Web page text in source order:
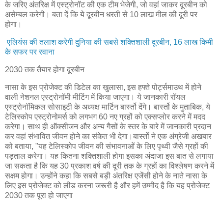
के जरिए अंतरिक्ष में एस्ट्रोनॉट की एक टीम भेजेगी, जो वहां जाकर दूरबीन को
असेम्बल करेगी। बता दें कि ये दूरबीन धरती से 10 लाख मील की दूरी पर
होगा।
एलियंस की तलाश करेगी दुनिया की सबसे शक्तिशाली दूरबीन, 16 लाख किमी
के सफर पर रवाना
2030 तक तैयार होगा दूरबीन
नासा के इस प्रोजेक्ट की डिटेल का खुलासा, इस हफ्ते पोर्ट्समाउथ में होने
वाली नेशनल एस्ट्रोनॉमी मीटिंग में किया जाएगा। ये जानकारी रॉयल
एस्ट्रोनॉमिकल सोसाइटी के अध्यक्ष मार्टिन बार्स्तो देंगे। बार्स्तो के मुताबिक, ये
टेलिस्कोप एस्ट्रोनोमर्स को लगभग 60 नए ग्रहों को एक्सप्लोर करने में मदद
करेगा। साथ ही ऑक्सीजन और अन्य गैसों के स्तर के बारे में जानकारी प्रदान
कर वहां संभावित जीवन होने का संकेत भी देगा।बार्स्तो ने एक अंग्रेजी अखबार
को बताया, "यह टेलिस्कोप जीवन की संभावनाओं के लिए पृथ्वी जैसे ग्रहों की
पड़ताल करेगा। यह कितना शक्तिशाली होगा इसका अंदाजा इस बात से लगाया
जा सकता है कि यह 30 प्रकाश वर्ष की दूरी तक के ग्रहों का विश्‍लेषण करने में
सक्षम होगा। उन्‍होंने कहा क‍ि सबसे बड़ी अंतरिक्ष एजेंसी होने के नाते नासा के
लिए इस प्रोजेक्‍ट को लीड करना जरूरी है और हमें उम्‍मीद है क‍ि यह प्रोजेक्ट
2030 तक पूरा हो जाएगा